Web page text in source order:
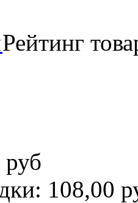
Рейтинг
108,00